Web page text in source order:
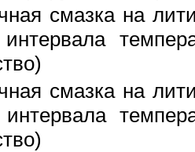
смазка на
смазка на